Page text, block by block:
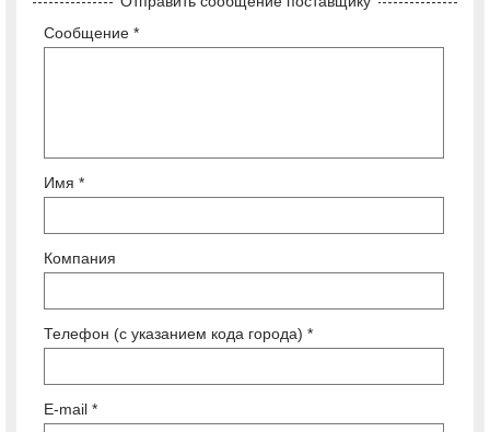
Сообщение *
Имя *
Компания
Телефон (с указанием кода города) *
E-mail *